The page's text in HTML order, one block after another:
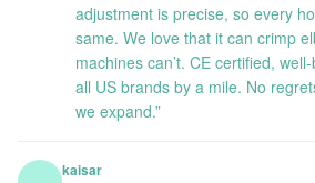
adjustment is precise, so every
same. We love that it can crimp
machines can’t. CE certified,
all US brands by a mile. No
we expand.”
kaisar